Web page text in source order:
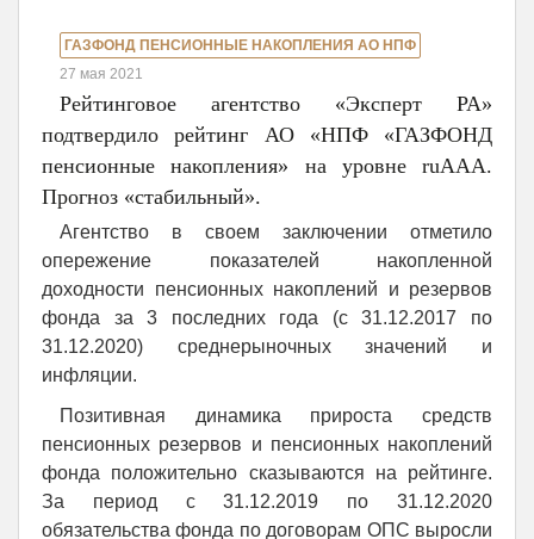
ГАЗФОНД ПЕНСИОННЫЕ НАКОПЛЕНИЯ АО НПФ
27 мая 2021
Рейтинговое агентство «Эксперт РА»
подтвердило рейтинг АО «НПФ «ГАЗФОНД
пенсионные накопления» на уровне ruААА.
Прогноз «стабильный».
Агентство в своем заключении отметило
опережение показателей накопленной
доходности пенсионных накоплений и резервов
фонда за 3 последних года (с 31.12.2017 по
31.12.2020) среднерыночных значений и
инфляции.
Позитивная динамика прироста средств
пенсионных резервов и пенсионных накоплений
фонда положительно сказываются на рейтинге.
За период с 31.12.2019 по 31.12.2020
обязательства фонда по договорам ОПС выросли